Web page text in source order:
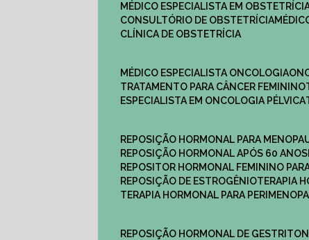
MÉDICO ESPECIALISTA EM
CONSULTÓRIO DE OBSTETRÍCIA
CLÍNICA DE OBSTETRÍCIA
MÉDICO ESPECIALISTA ONCOLOGIA
TRATAMENTO PARA CÂNCER FEMININO
ESPECIALISTA EM ONCOLOGIA PÉLVICA
REPOSIÇÃO HORMONAL PARA
REPOSIÇÃO HORMONAL APÓS 60 ANOS
REPOSITOR HORMONAL FEMININO
REPOSIÇÃO DE ESTROGÊNIO
TERAPIA
TERAPIA HORMONAL PARA
REPOSIÇÃO HORMONAL DE